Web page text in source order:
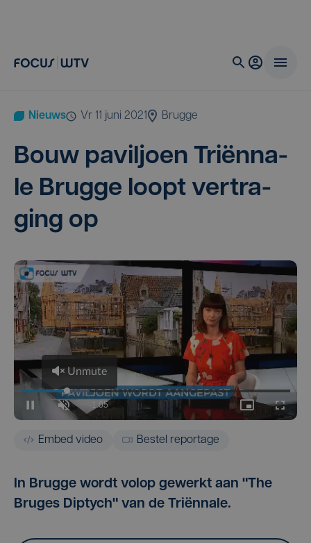
Nieuws vr 11 juni 2021 Brugge
Bouw pavil­joen Tri­ën­na­
le Brug­ge loopt ver­tra­
ging op
Embed video Bestel reportage
In Brugge wordt volop gewerkt aan "The
Bruges Diptych" van de Triënnale.